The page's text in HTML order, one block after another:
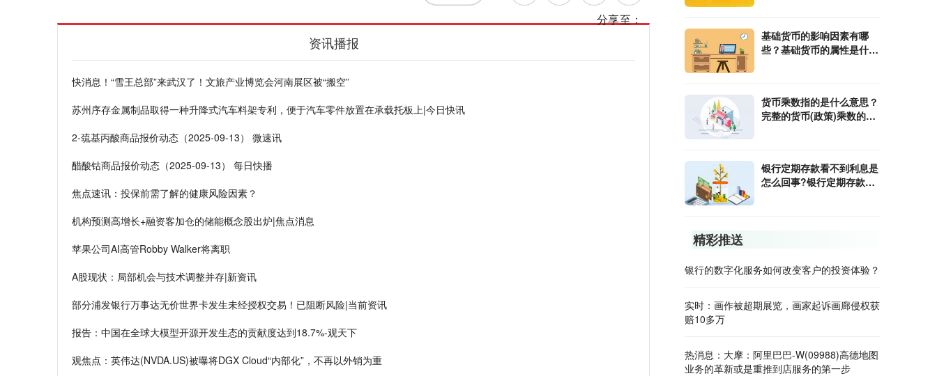
分享至：
资讯播报
快消息！“雪王总部”来武汉了！文旅产业博览会河南展区被“搬空”
苏州序存金属制品取得一种升降式汽车料架专利，便于汽车零件放置在承载托板上|今日快讯
2-巯基丙酸商品报价动态（2025-09-13） 微速讯
醋酸钴商品报价动态（2025-09-13） 每日快播
焦点速讯：投保前需了解的健康风险因素？
机构预测高增长+融资客加仓的储能概念股出炉|焦点消息
苹果公司AI高管Robby Walker将离职
A股现状：局部机会与技术调整并存|新资讯
部分浦发银行万事达无价世界卡发生未经授权交易！已阻断风险|当前资讯
报告：中国在全球大模型开源开发生态的贡献度达到18.7%-观天下
观焦点：英伟达(NVDA.US)被曝将DGX Cloud“内部化”，不再以外销为重
基础货币的影响因素有哪
些？基础货币的属性是什
货币乘数指的是什么意思？
完整的货币(政策)乘数的计
银行定期存款看不到利息是
怎么回事?银行定期存款利
精彩推送
银行的数字化服务如何改变客户的投资体验？
实时：画作被超期展览，画家起诉画廊侵权获
赔10多万
热消息：大摩：阿里巴巴-W(09988)高德地图
业务的革新或是重推到店服务的第一步